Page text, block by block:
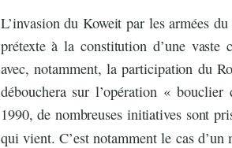
L’invasion du Koweit par les armées
prétexte à la constitution d’une vaste
avec, notamment, la participation du
débouchera sur l’opération «
1990, de nombreuses initiatives sont
qui vient. C’est notamment le cas